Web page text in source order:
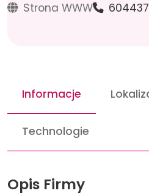
Strona WWW
Informacje
Technologie
Opis Firmy